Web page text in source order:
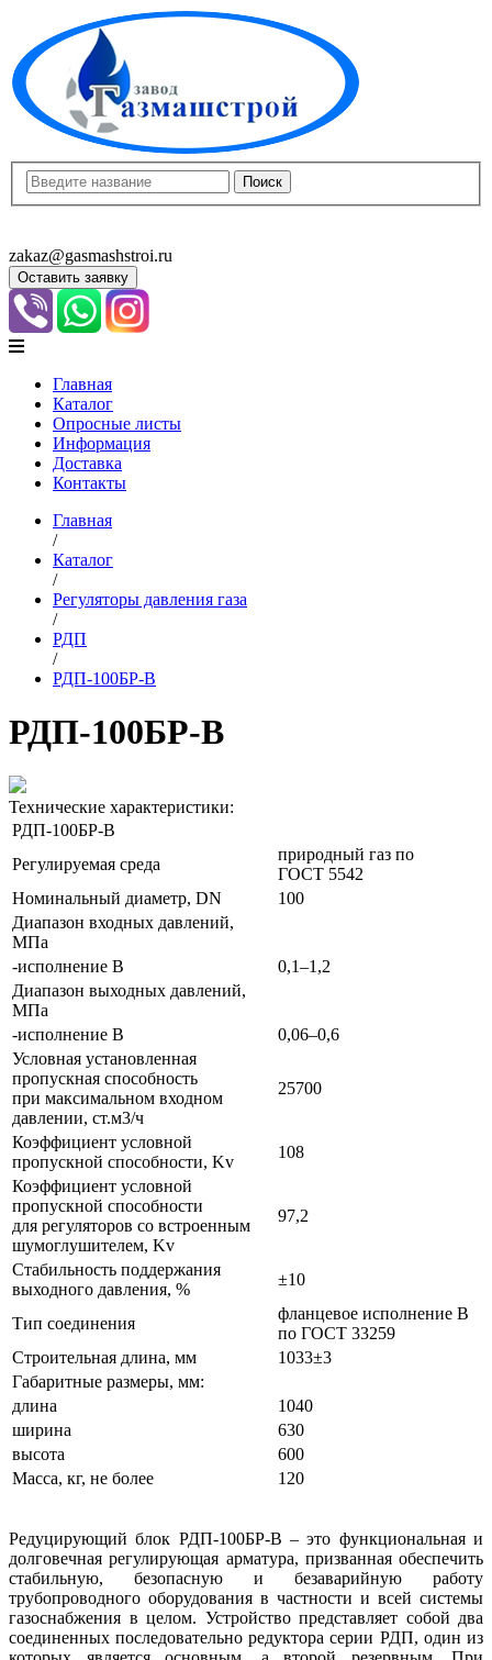
zakaz@gasmashstroi.ru
Оставить заявку
Главная
Каталог
Опросные листы
Информация
Доставка
Контакты
Главная
/
Каталог
/
Регуляторы давления газа
/
РДП
/
РДП-100БР-В
РДП-100БР-В
Технические характеристики:
РДП-100БР-В
Регулируемая среда
природный газ по
ГОСТ 5542
Номинальный диаметр, DN
100
Диапазон входных давлений,
МПа
-исполнение В
0,1–1,2
Диапазон выходных давлений,
МПа
-исполнение В
0,06–0,6
Условная установленная
пропускная способность
при максимальном входном
давлении, ст.м3/ч
25700
Коэффициент условной
пропускной способности, Kv
108
Коэффициент условной
пропускной способности
для регуляторов со встроенным
шумоглушителем, Kv
97,2
Стабильность поддержания
выходного давления, %
±10
Тип соединения
фланцевое исполнение B
по ГОСТ 33259
Строительная длина, мм
1033±3
Габаритные размеры, мм:
длина
1040
ширина
630
высота
600
Масса, кг, не более
120
Редуцирующий блок РДП-100БР-В – это функциональная и
долговечная регулирующая арматура, призванная обеспечить
стабильную, безопасную и безаварийную работу
трубопроводного оборудования в частности и всей системы
газоснабжения в целом. Устройство представляет собой два
соединенных последовательно редуктора серии РДП, один из